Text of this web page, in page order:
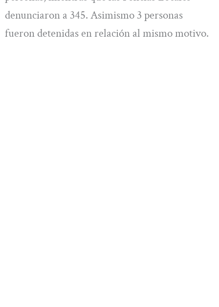
denunciaron a 345. Asimismo 3 personas
fueron detenidas en relación al mismo motivo.